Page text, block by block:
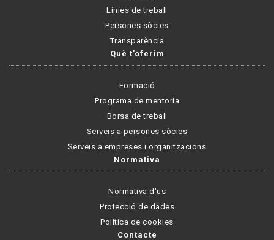
Línies de treball
Persones sòcies
Transparència
Què t'oferim
Formació
Programa de mentoria
Borsa de treball
Serveis a persones sòcies
Serveis a empreses i organitzacions
Normativa
Normativa d'us
Protecció de dades
Política de cookies
Contacte